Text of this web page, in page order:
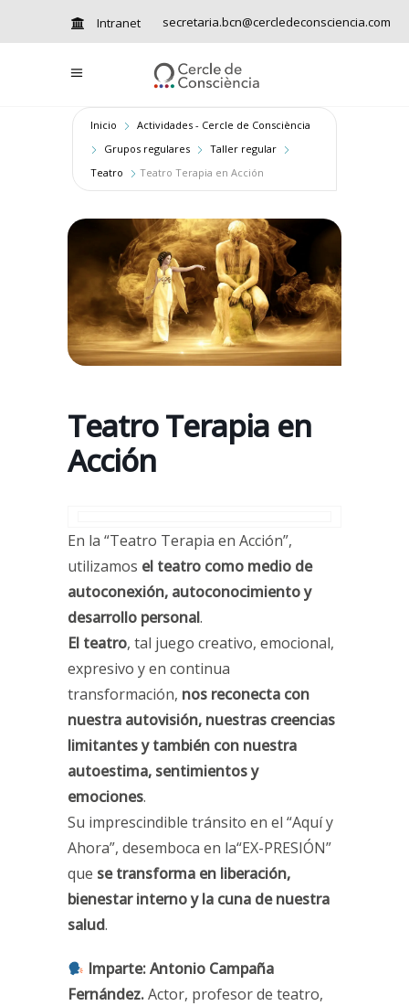
Intranet secretaria.bcn@cercledeconsciencia.com
Inicio
Actividades - Cercle de Consciència
Grupos regulares
Taller regular
Teatro
Teatro Terapia en Acción
Teatro Terapia en
Acción
En la “Teatro Terapia en Acción”,
utilizamos el teatro como medio de
autoconexión, autoconocimiento y
desarrollo personal.
El teatro, tal juego creativo, emocional,
expresivo y en continua
transformación, nos reconecta con
nuestra autovisión, nuestras creencias
limitantes y también con nuestra
autoestima, sentimientos y
emociones.
Su imprescindible tránsito en el “Aquí y
Ahora”, desemboca en la“EX-PRESIÓN”
que se transforma en liberación,
bienestar interno y la cuna de nuestra
salud.
Imparte:Antonio Campaña
Fernández.Actor, profesor de teatro,